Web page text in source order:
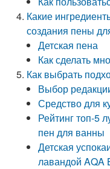
Какие
создания пены
Детская пена
Как сделать
Как выбрать
Выбор
Средство для
Рейтинг топ-5
пен для ванны
Детская
лавандой AQA